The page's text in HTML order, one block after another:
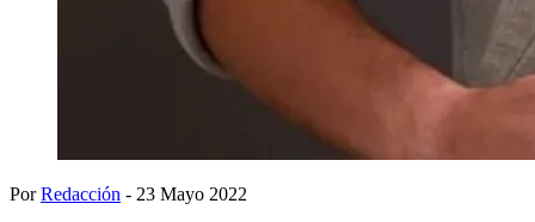
PorRedacción - 23 Mayo 2022